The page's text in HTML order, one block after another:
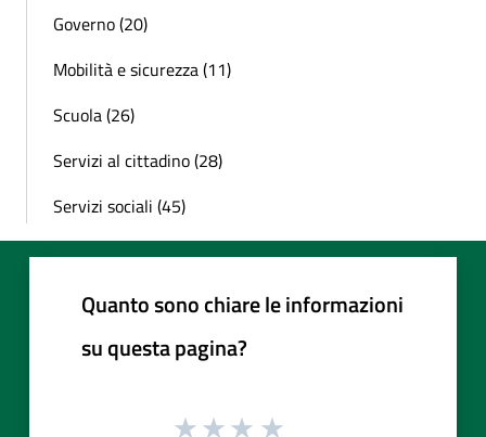
Governo (20)
Mobilità e sicurezza (11)
Scuola (26)
Servizi al cittadino (28)
Servizi sociali (45)
Quanto sono chiare le informazioni
su questa pagina?